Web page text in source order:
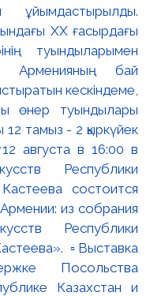
ұйымдастырылды.
ХХ ғасырдағы
туындыларымен
Арменияның бай
кескіндеме,
өнер туындылары
тамыз - 2 қыркүйек
августа в 16:00 в
Республики
состоится
из собрания
Республики
▫️Выставка
Посольства
Казахстан и